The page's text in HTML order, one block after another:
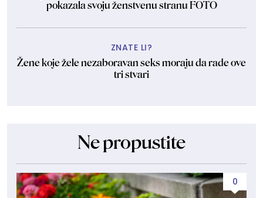
pokazala svoju ženstvenu stranu FOTO
ZNATE LI?
Žene koje žele nezaboravan seks moraju da rade ove
tri stvari
Ne propustite
0